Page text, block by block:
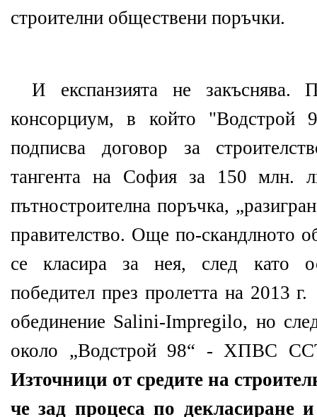
строителни обществени поръчки.
И експанзията не закъснява.
консорциум, в който "Водстрой
подписва договор за
тангента на София за 150 млн.
пътностроителна поръчка,
правителство. Още по-скандлното
се класира за нея, след като
победител през пролетта на 2013
обединение Salini-Impregilo, но
около „Водстрой 98“ - ХПВС
Източници от средите на
че зад процеса по декласиране